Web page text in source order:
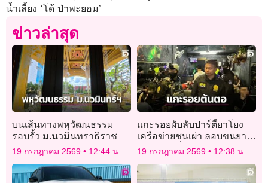
น้ำเลี้ยง ‘โด้ ป่าพะยอม’
ข่าวล่าสุด
บนเส้นทางพหุวัฒนธรรม
รอบรั้ว ม.นวมินทราธิราช
19 กรกฎาคม 2569 12:44 น.
แกะรอยผับลับปาร์ตี้ยาโยง
เครือข่ายชนเผ่า ลอบขนยาน
รกสามเหลี่ยมทองคำ
19 กรกฎาคม 2569 12:38 น.